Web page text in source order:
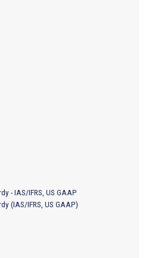
- IAS/IFRS, US GAAP
(IAS/IFRS, US GAAP)